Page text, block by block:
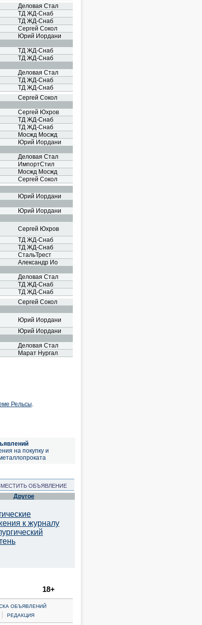
Деловая Стал
ТД ЖД-Снаб
ТД ЖД-Снаб
Сергей Сокол
Юрий Иордани
ТД ЖД-Снаб
ТД ЖД-Снаб
Деловая Стал
ТД ЖД-Снаб
ТД ЖД-Снаб
Сергей Сокол
Сергей Юхров
ТД ЖД-Снаб
ТД ЖД-Снаб
Мосжд Мосжд
Юрий Иордани
Деловая Стал
ИмпортСтил
Мосжд Мосжд
Сергей Сокол
Юрий Иордани
Юрий Иордани
Сергей Юхров
ТД ЖД-Снаб
ТД ЖД-Снаб
СтальТрест
Александр Ио
Деловая Стал
ТД ЖД-Снаб
ТД ЖД-Снаб
Сергей Сокол
Юрий Иордани
Юрий Иордани
Деловая Стал
Марат Нургал
Рельсы.
на покупку и
ОБЪЯВЛЕНИЕ
Другое
к журналу
18+
ОБЪЯВЛЕНИЙ
| РЕДАКЦИЯ